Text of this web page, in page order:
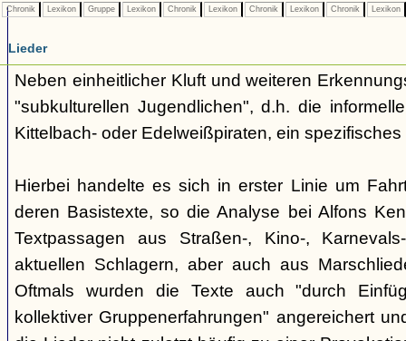
Chronik Lexikon Gruppe Lexikon Chronik Lexikon Chronik Lexikon Chronik Lexikon
Lieder
Neben einheitlicher Kluft und weiteren
"subkulturellen Jugendlichen", d.h. die
Kittelbach- oder Edelweißpiraten, ein
Hierbei handelte es sich in erster Linie um
deren Basistexte, so die Analyse bei Alfons
Textpassagen aus Straßen-, Kino-,
aktuellen Schlagern, aber auch aus
Oftmals wurden die Texte auch "durch
kollektiver Gruppenerfahrungen" angereichert